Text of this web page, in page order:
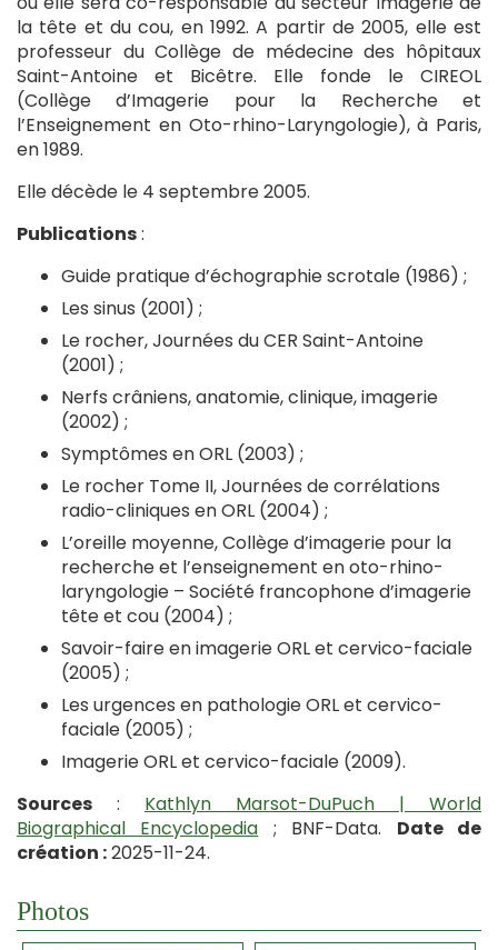
la tête et du cou, en 1992. A partir de 2005, elle est
professeur du Collège de médecine des hôpitaux
Saint-Antoine et Bicêtre. Elle fonde le CIREOL
(Collège d’Imagerie pour la Recherche et
l’Enseignement en Oto-rhino-Laryngologie), à Paris,
en 1989.
Elle décède le 4 septembre 2005.
Publications:
Guide pratique d’échographie scrotale (1986) ;
Les sinus (2001) ;
Le rocher, Journées du CER Saint-Antoine
(2001) ;
Nerfs crâniens, anatomie, clinique, imagerie
(2002) ;
Symptômes en ORL (2003) ;
Le rocher Tome II, Journées de corrélations
radio-cliniques en ORL (2004) ;
L’oreille moyenne, Collège d’imagerie pour la
recherche et l’enseignement en oto-rhino-
laryngologie – Société francophone d’imagerie
tête et cou (2004) ;
Savoir-faire en imagerie ORL et cervico-faciale
(2005) ;
Les urgences en pathologie ORL et cervico-
faciale (2005) ;
Imagerie ORL et cervico-faciale (2009).
Sources : Kathlyn Marsot-DuPuch | World
Biographical Encyclopedia ; BNF-Data. Date de
création :2025-11-24.
Photos